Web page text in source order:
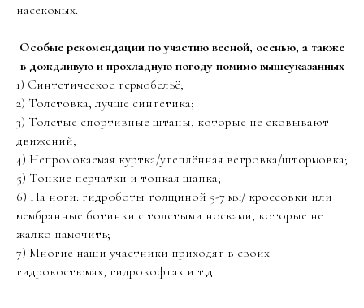
насекомых.
Особые рекомендации по участию весной, осенью, а также
в дождливую и прохладную погоду помимо вышеуказанных
1) Синтетическое термобельё;
2) Толстовка, лучше синтетика;
3) Толстые спортивные штаны, которые не сковывают
движений;
4) Непромокаемая куртка/утеплённая ветровка/штормовка;
5) Тонкие перчатки и тонкая шапка;
6) На ноги: гидроботы толщиной 5-7 мм/ кроссовки или
мембранные ботинки с толстыми носками, которые не
жалко намочить;
7) Многие наши участники приходят в своих
гидрокостюмах, гидрокофтах и т.д.